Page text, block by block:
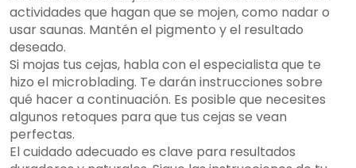
actividades que hagan que se mojen, como nadar o
usar saunas. Mantén el pigmento y el resultado
deseado.
Si mojas tus cejas, habla con el especialista que te
hizo el microblading. Te darán instrucciones sobre
qué hacer a continuación. Es posible que necesites
algunos retoques para que tus cejas se vean
perfectas.
El cuidado adecuado es clave para resultados